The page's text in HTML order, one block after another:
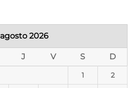
agosto 2026
J V S D
1 2